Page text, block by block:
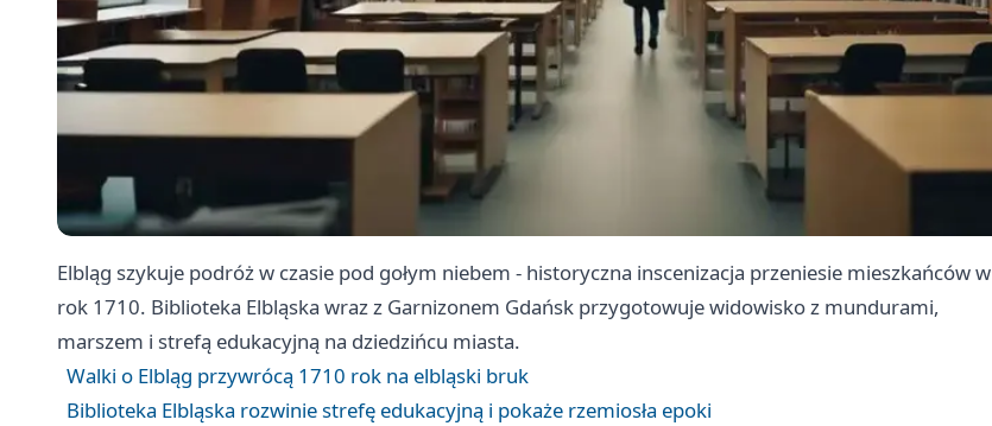
Elbląg szykuje podróż w czasie pod gołym niebem - historyczna inscenizacja przeniesie mieszkańców w
rok 1710. Biblioteka Elbląska wraz z Garnizonem Gdańsk przygotowuje widowisko z mundurami,
marszem i strefą edukacyjną na dziedzińcu miasta.
Walki o Elbląg przywrócą 1710 rok na elbląski bruk
Biblioteka Elbląska rozwinie strefę edukacyjną i pokaże rzemiosła epoki